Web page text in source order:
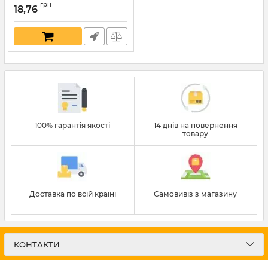
Артикул:
18,76 грн
100% гарантія якості
14 днів на повернення
товару
Доставка по всій країні Самовивіз з магазину
КОНТАКТИ